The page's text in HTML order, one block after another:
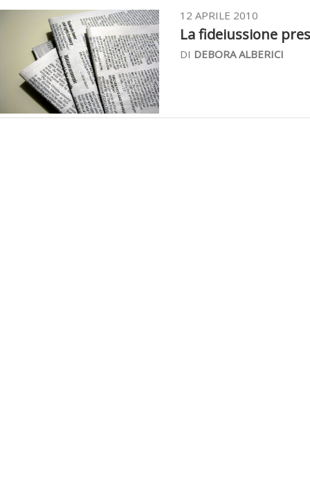
12 APRILE 2010
La fideiussione
DI DEBORA ALBERICI